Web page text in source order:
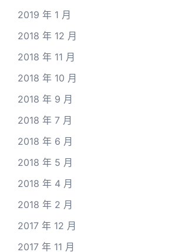
2019 年 1 月
2018 年 12 月
2018 年 11 月
2018 年 10 月
2018 年 9 月
2018 年 7 月
2018 年 6 月
2018 年 5 月
2018 年 4 月
2018 年 2 月
2017 年 12 月
2017 年 11 月